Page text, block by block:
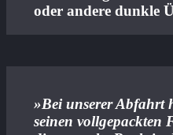
oder andere dunkle
»Bei unserer Abfahrt
seinen vollgepackten